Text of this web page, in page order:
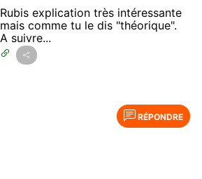
Rubis explication très intéressante
mais comme tu le dis "théorique".
A suivre...
RÉPONDRE